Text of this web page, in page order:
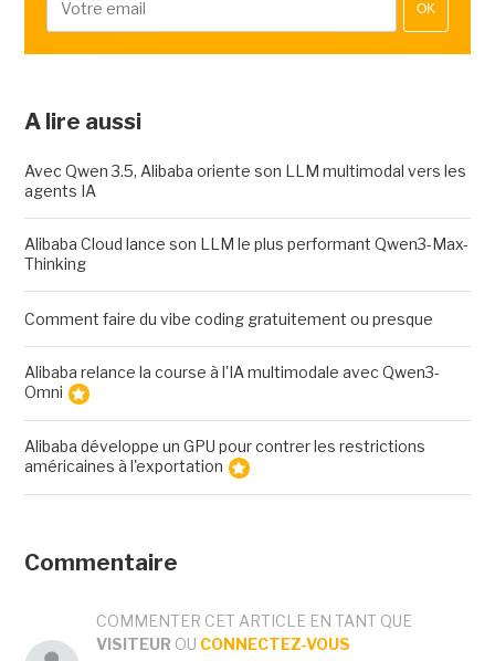
OK
A lire aussi
Avec Qwen 3.5, Alibaba oriente son LLM multimodal vers les
agents IA
Alibaba Cloud lance son LLM le plus performant Qwen3-Max-
Thinking
Comment faire du vibe coding gratuitement ou presque
Alibaba relance la course à l'IA multimodale avec Qwen3-
Omni
Alibaba développe un GPU pour contrer les restrictions
américaines à l'exportation
Commentaire
COMMENTER CET ARTICLE EN TANT QUE
VISITEUR OU CONNECTEZ-VOUS